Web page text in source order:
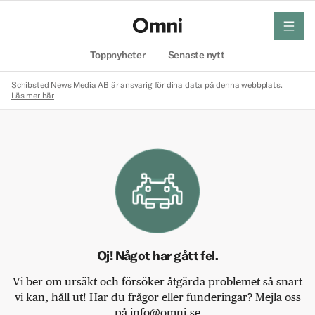
Toppnyheter Senaste nytt
meny
Schibsted News Media AB är ansvarig för dina data på denna webbplats.
Läs mer här
Oj! Något har gått fel.
Vi ber om ursäkt och försöker åtgärda problemet så snart
vi kan, håll ut! Har du frågor eller funderingar? Mejla oss